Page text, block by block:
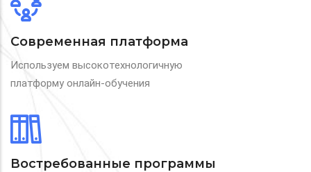
Современная платформа
Используем высокотехнологичную
платформу онлайн-обучения
Востребованные программы